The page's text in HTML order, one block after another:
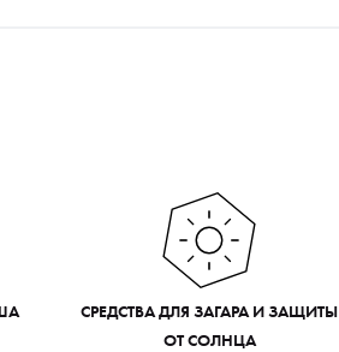
СРЕДСТВА ДЛЯ ЗАГАРА И ЗАЩИТЫ
ОТ СОЛНЦА